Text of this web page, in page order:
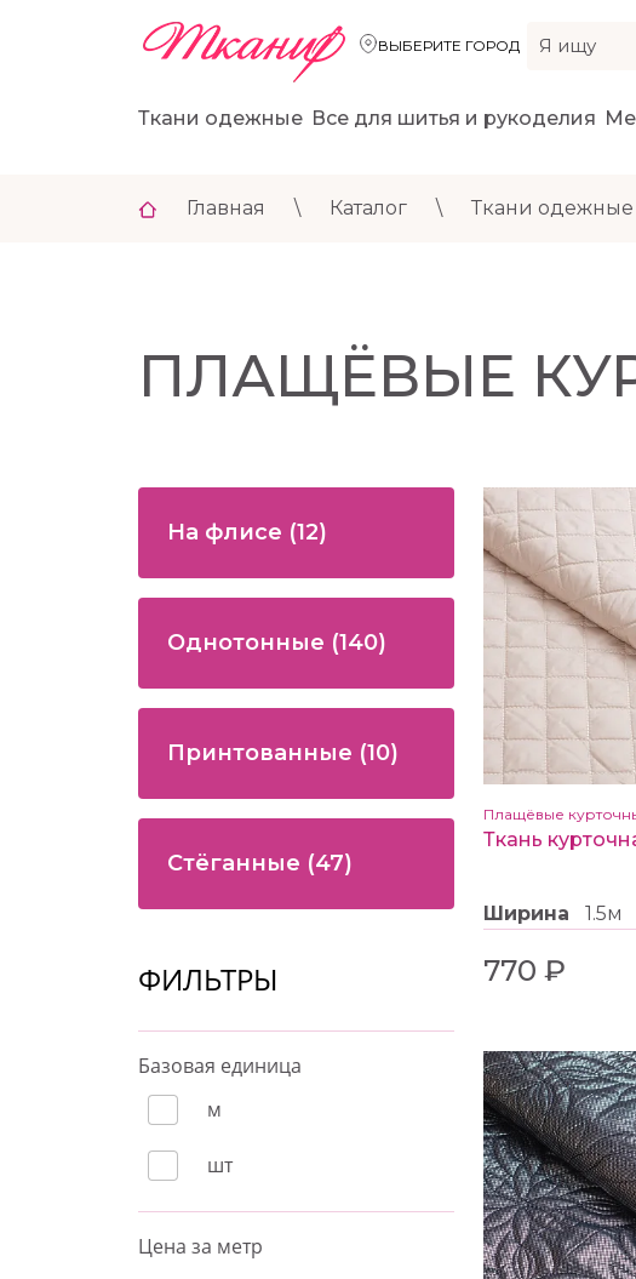
ВЫБЕРИТЕ ГОРОД
Ткани одежные Все для шитья и рукоделия
Главная \ Каталог \ Ткани одежные
ПЛАЩЁВЫЕ
На флисе (12)
Однотонные (140)
Принтованные (10)
Стёганные (47)
ФИЛЬТРЫ
Базовая единица
м
шт
Цена за метр
Плащёвые
Ткань
Ширина 1.5м
770 ₽